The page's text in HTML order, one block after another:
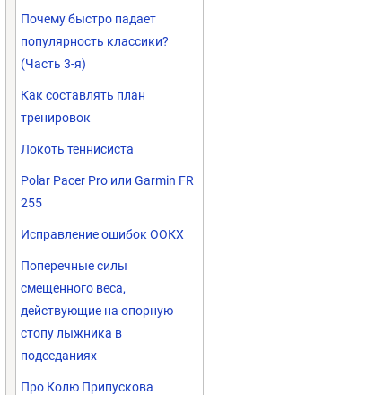
Почему быстро падает
популярность классики?
(Часть 3-я)
Как составлять план
тренировок
Локоть теннисиста
Polar Pacer Pro или Garmin FR
255
Исправление ошибок ООКХ
Поперечные силы
смещенного веса,
действующие на опорную
стопу лыжника в
подседаниях
Про Колю Припускова